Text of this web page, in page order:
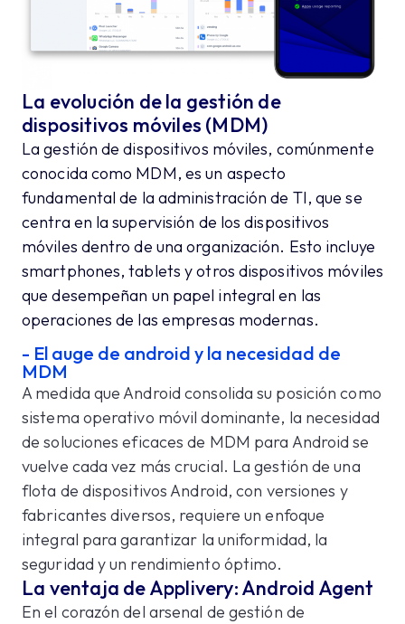
La evolución de la gestión de
dispositivos móviles (MDM)
La gestión de dispositivos móviles, comúnmente
conocida como MDM, es un aspecto
fundamental de la administración de TI, que se
centra en la supervisión de los dispositivos
móviles dentro de una organización. Esto incluye
smartphones, tablets y otros dispositivos móviles
que desempeñan un papel integral en las
operaciones de las empresas modernas.
- El auge de android y la necesidad de
MDM
A medida que Android consolida su posición como
sistema operativo móvil dominante, la necesidad
de soluciones eficaces de MDM para Android se
vuelve cada vez más crucial. La gestión de una
flota de dispositivos Android, con versiones y
fabricantes diversos, requiere un enfoque
integral para garantizar la uniformidad, la
seguridad y un rendimiento óptimo.
La ventaja de Applivery: Android Agent
En el corazón del arsenal de gestión de